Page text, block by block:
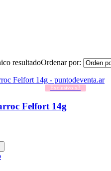
resultadoOrdenar por:
Exclusivo x3
Felfort 14g